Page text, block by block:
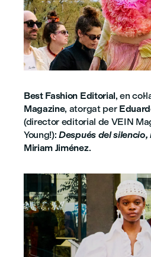
Best Fashion Editorial, en
Magazine, atorgat per
(director editorial de VEIN
Young!):Después del
Miriam Jiménez.